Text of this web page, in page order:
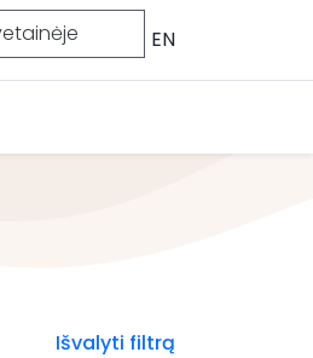
EN
Išvalyti filtrą